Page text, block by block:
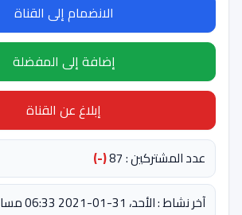
الانضمام إلى القناة
إضافة إلى المفضلة
إبلاغ عن القناة
عدد المشتركين : 87
(-)
آخر نشاط : الأحد، 31-01-2021 06:33 مساءً